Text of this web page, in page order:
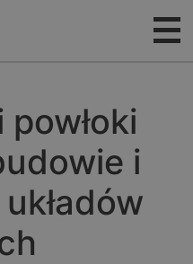
powłoki
i